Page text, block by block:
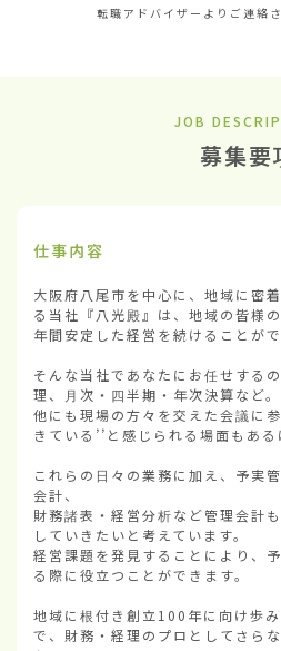
転職アドバイザーよりご連絡
JOB
募集要
仕事内容
大阪府八尾市を中心に、地域に密
る当社『八光殿』は、地域の皆様
年間安定した経営を続けることがで
そんな当社であなたにお任せする
理、月次・四半期・年次決算など。
他にも現場の方々を交えた会議に
きている’’と感じられる場面もある
これらの日々の業務に加え、予実
会計、
財務諸表・経営分析など管理会計
していきたいと考えています。
経営課題を発見することにより、
る際に役立つことができます。
地域に根付き創立100年に向け歩
で、財務・経理のプロとしてさら